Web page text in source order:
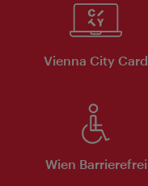
Vienna City Card
Wien Barrierefrei